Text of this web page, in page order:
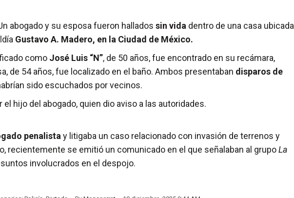
abogado y su esposa fueron hallados sin vida dentro de una casa ubicada
Gustavo A. Madero, en la Ciudad de México.
como José Luis “N”, de 50 años, fue encontrado en su recámara,
de 54 años, fue localizado en el baño. Ambos presentaban disparos de
sido escuchados por vecinos.
hijo del abogado, quien dio aviso a las autoridades.
penalista y litigaba un caso relacionado con invasión de terrenos y
recientemente se emitió un comunicado en el que señalaban al grupoLa
involucrados en el despojo.